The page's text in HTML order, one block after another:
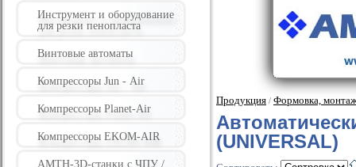
Инструмент и оборудование
для резки пенопласта
Винтовые автоматы
Компрессоры Jun - Air
Компрессоры Planet-Air
Компрессоры EKOM-AIR
AMTH-3D-станки с ЧПУ /
Продукция / Формовка,
(UNIVERSAL)